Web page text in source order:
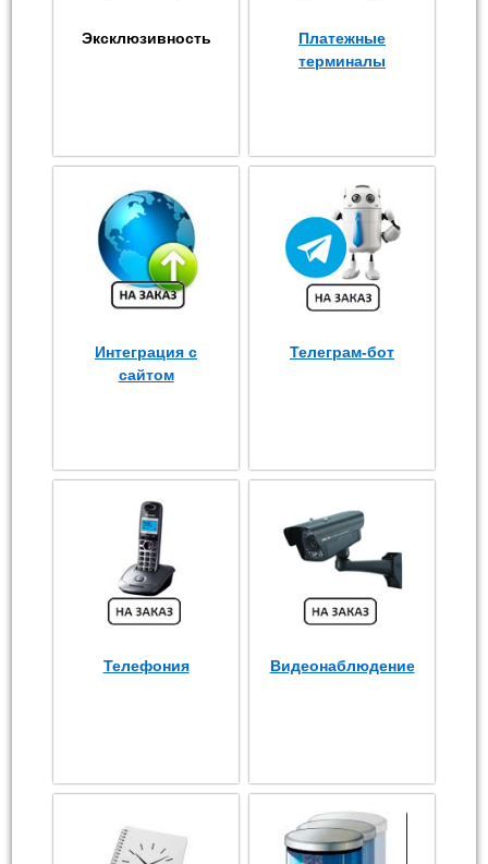
Эксклюзивность
Платежные
терминалы
Интеграция с
сайтом
Телеграм-бот
Телефония Видеонаблюдение